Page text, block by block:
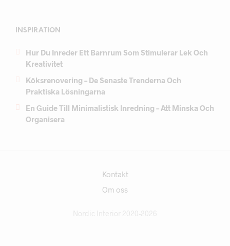
INSPIRATION
Hur Du Inreder Ett Barnrum Som Stimulerar Lek Och
Kreativitet
Köksrenovering – De Senaste Trenderna Och
Praktiska Lösningarna
En Guide Till Minimalistisk Inredning – Att Minska Och
Organisera
Kontakt
Om oss